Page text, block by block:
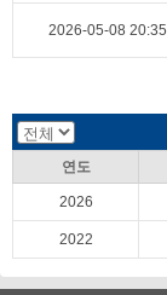
2026-05-08 20:35
연도
2026
2022